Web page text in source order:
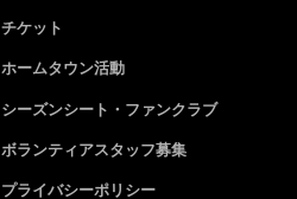
チケット
ホームタウン活動
シーズンシート・ファンクラブ
ボランティアスタッフ募集
プライバシーポリシー